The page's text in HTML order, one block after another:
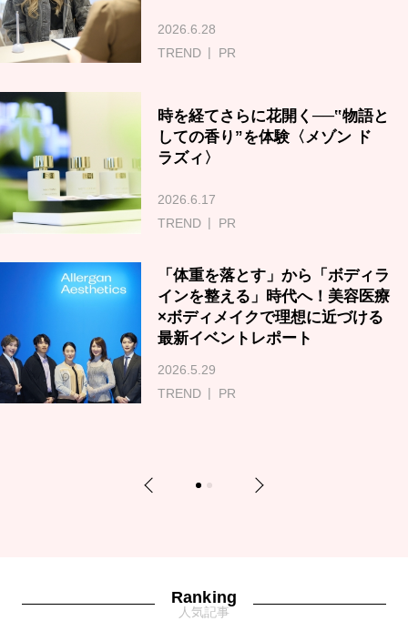
2026.6.28
TREND
PR
時を経てさらに花開く──‟物語と
しての香り”を体験〈メゾン ド
ラズィ〉
2026.6.17
TREND
PR
「体重を落とす」から「ボディラ
インを整える」時代へ！美容医療
×ボディメイクで理想に近づける
最新イベントレポート
2026.5.29
TREND
PR
Previous 1 2 Next
Ranking
人気記事